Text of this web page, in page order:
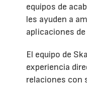
equipos de
les ayuden a
aplicaciones
El equipo de
experiencia
relaciones con